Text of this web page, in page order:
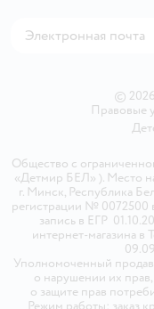
©
Правовые
Общество с
«Детмир БЕЛ» ). Место
г. Минск, Республика
регистрации № 0072500
запись в ЕГР
интернет-магазина в
Уполномоченный
о нарушении их
о защите прав
Режим работы: заказ